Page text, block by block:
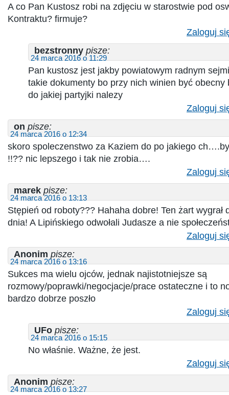
A co Pan Kustosz robi na zdjęciu w starostwie pod
Kontraktu? firmuje?
Zaloguj
bezstronny pisze:
24 marca 2016 o 11:29
Pan kustosz jest jakby powiatowym radnym
takie dokumenty bo przy nich winien być obecny
do jakiej partyjki nalezy
Zaloguj
on pisze:
24 marca 2016 o 12:34
skoro spoleczenstwo za Kaziem do po jakiego
!!?? nic lepszego i tak nie zrobia….
Zaloguj
marek pisze:
24 marca 2016 o 13:13
Stępień od roboty??? Hahaha dobre! Ten żart wygrał
dnia! A Lipińskiego odwołali Judasze a nie
Zaloguj
Anonim pisze:
24 marca 2016 o 13:16
Sukces ma wielu ojców, jednak najistotniejsze są
rozmowy/poprawki/negocjacje/prace ostateczne i to
bardzo dobrze poszło
Zaloguj
UFo pisze:
24 marca 2016 o 15:15
No właśnie. Ważne, że jest.
Zaloguj
Anonim pisze:
24 marca 2016 o 13:27